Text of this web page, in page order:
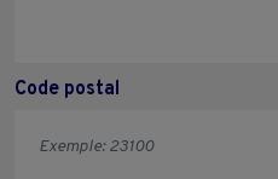
Code postal